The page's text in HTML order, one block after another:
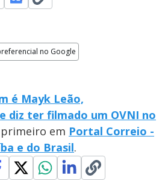
no Google
é Mayk Leão,
diz ter filmado um OVNI no
em Portal Correio -
e do Brasil.